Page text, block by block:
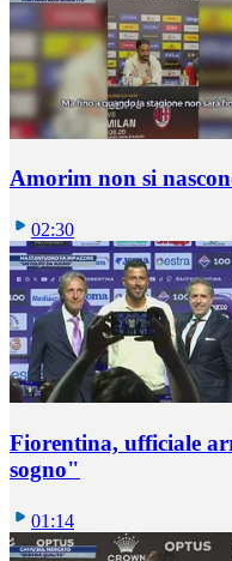
Amorim non si
02:30
Fiorentina, ufficiale
sogno"
01:14